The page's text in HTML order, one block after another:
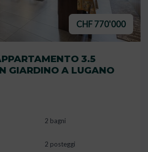
CHF 770'000
3.5
GIARDINO A LUGANO
2 bagni
2 posteggi